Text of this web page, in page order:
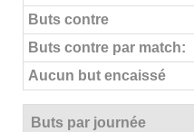
Buts contre
Buts contre par match:
Aucun but encaissé
Buts par journée